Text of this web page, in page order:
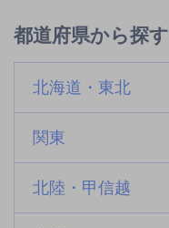
都道府県から探す
北海道・東北
関東
北陸・甲信越